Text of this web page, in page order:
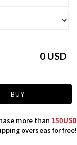
0 USD
BUY
more than 150USD
overseas for free!